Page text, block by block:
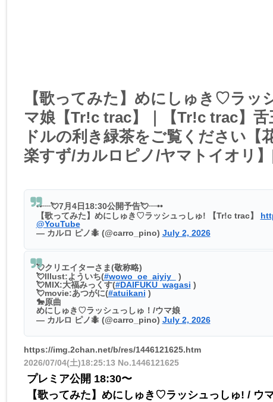
【歌ってみた】めにしゅき♡ラッ
マ娘【Tr!c trac】｜【Tr!c trac】舌
ドルの利き緑茶をご覧ください【
楽すず/カルロピノ/ヤマトイオリ
••┈💘7月4日18:30公開予告💘┈••
【歌ってみた】めにしゅき♡ラッシュっしゅ! 【Tr!c trac】
@YouTube
— カルロ ピノ🐜 (@carro_pino) July 2, 2026
💘クリエイターさま(敬称略)
💘Illust:よういち(#wowo_oe_aiyiy_
)
💘MIX:大福みっくす(#DAIFUKU_wagasi )
💘movie:あつがに(#atuikani )
🐎原曲
めにしゅき♡ラッシュっしゅ！/ウマ娘
— カルロ ピノ🐜 (@carro_pino) July 2, 2026
https://img.2chan.net/b/res/1446121625.htm
2026/07/04(土)18:25:13 No.1446121625
プレミア公開 18:30〜
【歌ってみた】めにしゅき♡ラッシュっしゅ! / ウ